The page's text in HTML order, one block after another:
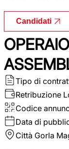
Candidati
Tipo di
Retribuzione
Codice
Data di
Città Gorla